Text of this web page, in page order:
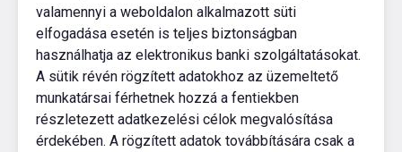
valamennyi a weboldalon alkalmazott süti
elfogadása esetén is teljes biztonságban
használhatja az elektronikus banki szolgáltatásokat.
A sütik révén rögzített adatokhoz az üzemeltető
munkatársai férhetnek hozzá a fentiekben
részletezett adatkezelési célok megvalósítása
érdekében. A rögzített adatok továbbítására csak a